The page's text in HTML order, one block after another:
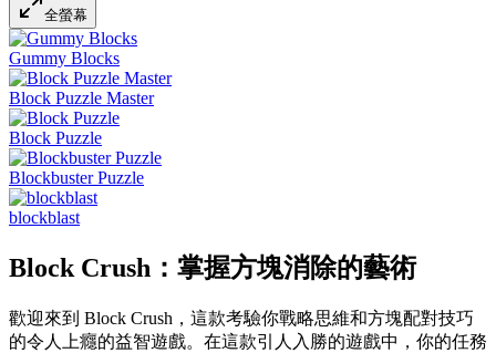
全螢幕
Gummy Blocks
Block Puzzle Master
Block Puzzle
Blockbuster Puzzle
blockblast
Block Crush：掌握方塊消除的藝術
歡迎來到 Block Crush，這款考驗你戰略思維和方塊配對技巧
的令人上癮的益智遊戲。在這款引人入勝的遊戲中，你的任務